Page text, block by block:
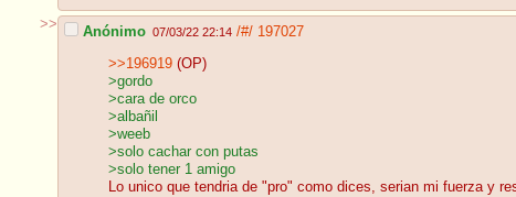
>> Anónimo 07/03/22 22:14 /#/ 197027
>>196919 (OP)
>gordo
>cara de orco
>albañil
>weeb
>solo cachar con putas
>solo tener 1 amigo
Lo unico que tendria de "pro" como dices, serian mi fuerza y